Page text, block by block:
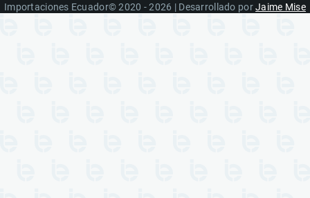
Importaciones Ecuador© 2020 - 2026 | Desarrollado porJaime Mise